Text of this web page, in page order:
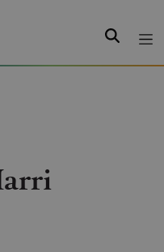
Search